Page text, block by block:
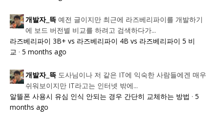
개발자_뜩 예전 글이지만 최근에 라즈베리파이를 개발하기
에 보드 버전별 비교를 하려고 검색하다가...
라즈베리파이 3B+ vs 라즈베리파이 4B vs 라즈베리파이 5 비
교 · 5 months ago
개발자_뜩 도사님이나 저 같은 IT에 익숙한 사람들에겐 매우
쉬워보이지만 IT라고는 인터넷 밖에...
알뜰폰 사용시 유심 인식 안되는 경우 간단히 교체하는 방법 · 5
months ago